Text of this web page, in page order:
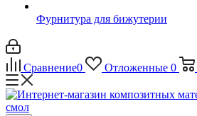
Фурнитура для бижутерии
Сравнение0 Отложенные 0